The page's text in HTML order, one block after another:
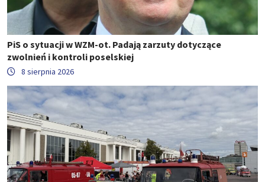
PiS o sytuacji w WZM-ot. Padają zarzuty dotyczące
zwolnień i kontroli poselskiej
8 sierpnia 2026